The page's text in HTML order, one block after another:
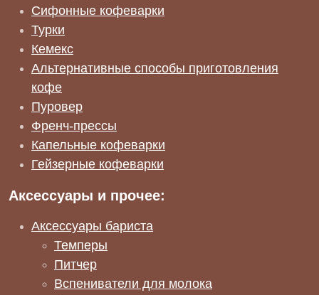
Сифонные кофеварки
Турки
Кемекс
Альтернативные способы приготовления
кофе
Пуровер
Френч-прессы
Капельные кофеварки
Гейзерные кофеварки
Аксессуары и прочее:
Аксессуары бариста
Темперы
Питчер
Вспениватели для молока